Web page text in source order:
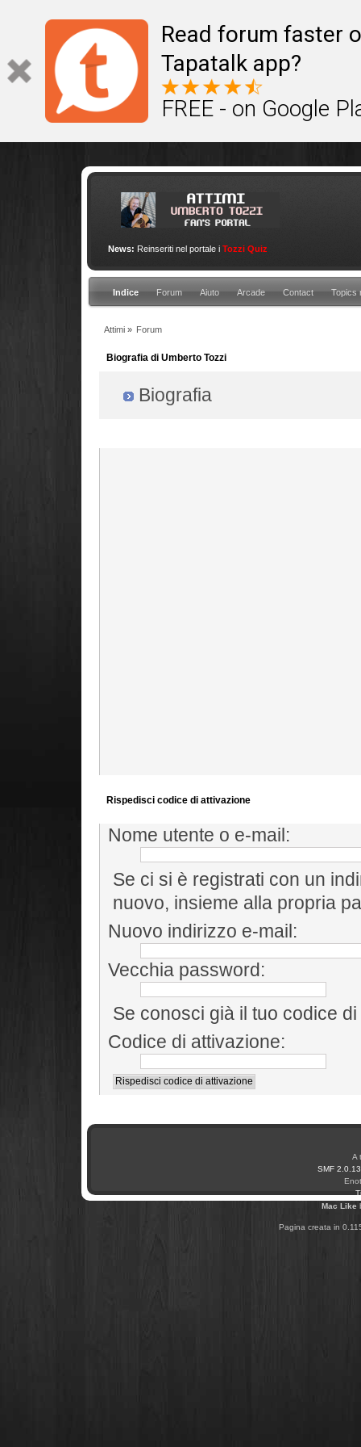
Read forum faster
Tapatalk app?
FREE - on Google
News: Reinseriti nel portale i Tozzi Quiz
Indice Forum Aiuto Arcade Contact Topics
Attimi» Forum
Biografia di Umberto Tozzi
Biografia
Rispedisci codice di attivazione
Nome utente o e-mail:
Se ci si è registrati con un
nuovo, insieme alla propria
Nuovo indirizzo e-mail:
Vecchia password:
Se conosci già il tuo codice
Codice di attivazione:
A
SMF 2.0.13
Mac Like
Pagina creata in